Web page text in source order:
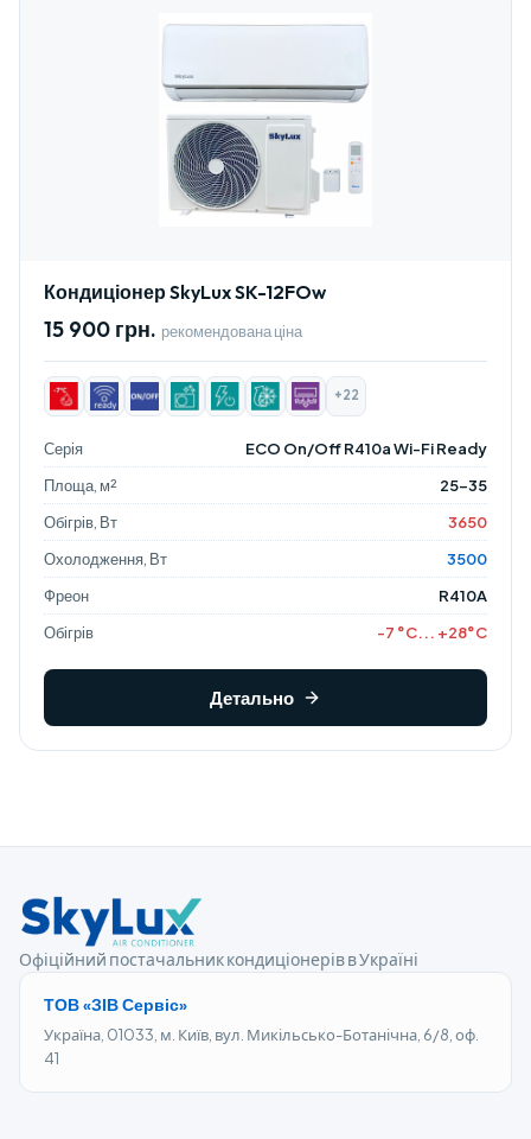
Кондиціонер SkyLux SK-12FOw
15 900 грн. рекомендована ціна
+22
Серія
ECO On/Off R410a Wi-Fi Ready
Площа, м²
25-35
Обігрів, Вт
3650
Охолодження, Вт
3500
Фреон
R410A
Обігрів
-7 °C... +28°C
Детально
Офіційний постачальник кондиціонерів в Україні
ТОВ «ЗІВ Сервіс»
Україна, 01033, м. Київ, вул. Микільсько-Ботанічна, 6/8, оф.
41